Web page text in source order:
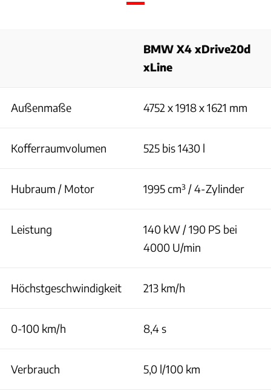
BMW X4 xDrive20d
xLine
Außenmaße 4752 x 1918 x 1621 mm
Kofferraumvolumen 525 bis 1430 l
Hubraum / Motor 1995 cm³ / 4-Zylinder
Leistung
140 kW / 190 PS bei
4000 U/min
Höchstgeschwindigkeit 213 km/h
0-100 km/h 8,4 s
Verbrauch 5,0 l/100 km